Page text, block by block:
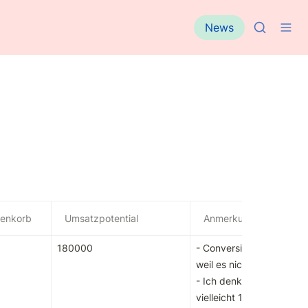
News
Umsatzpotential Anmerkung
180000
- Conversion Rate
weil es nicht um direkte
- Ich denke, dass von
vielleicht 100 ihre